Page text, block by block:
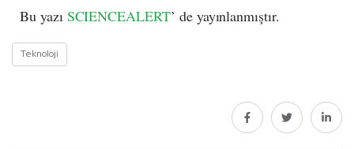
Bu yazı SCIENCEALERT’ de yayınlanmıştır.
Teknoloji